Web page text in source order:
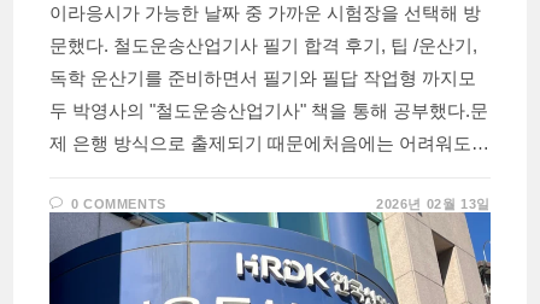
이라응시가 가능한 날짜 중 가까운 시험장을 선택해 방
문했다. 철도운송산업기사 필기 합격 후기, 팁 /운산기,
독학 운산기를 준비하면서 필기와 필답 작업형 까지모
두 박영사의 "철도운송산업기사" 책을 통해 공부했다.문
제 은행 방식으로 출제되기 때문에처음에는 어려워도…
0 COMMENTS 2026년 02월 13일